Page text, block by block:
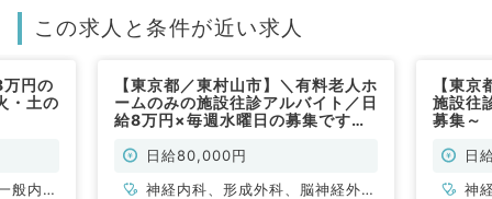
この求人と条件が近い求人
円の
・土の
般内
【東京都／東村山市】＼有料老人ホ
ームのみの施設往診アルバイト／日
給8万円×毎週水曜日の募集です！
やセカンドキャリアをお考えの先生
／非常勤）
日給80,000円
神経内科、形成外科、脳神経外
【東
施設往
募集～
日
神